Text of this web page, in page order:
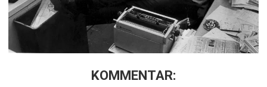
KOMMENTAR: